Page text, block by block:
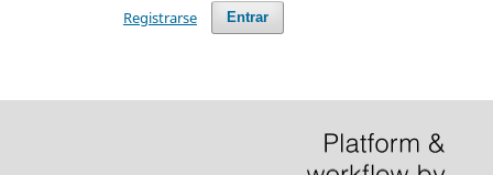
Entrar
Registrarse